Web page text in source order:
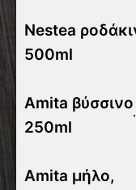
Nestea
500ml
Amita βύσσινο
250ml
Amita μήλο,